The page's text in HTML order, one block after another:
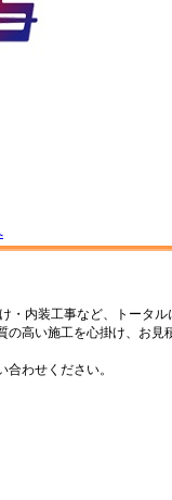
内装工事など、トータル
高い施工を心掛け、お見
わせください。